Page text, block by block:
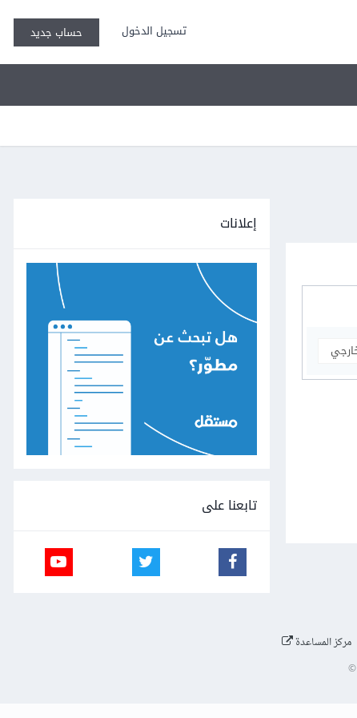
تسجيل الدخول حساب جديد
إعلانات
تابعنا على
مركز المساعدة
©